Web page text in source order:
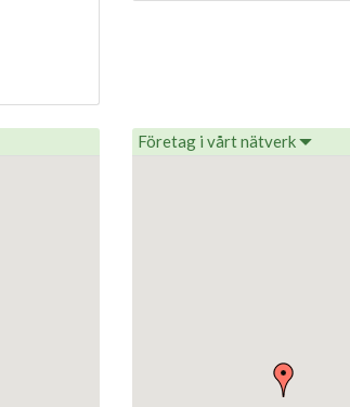
Företag i vårt nätverk